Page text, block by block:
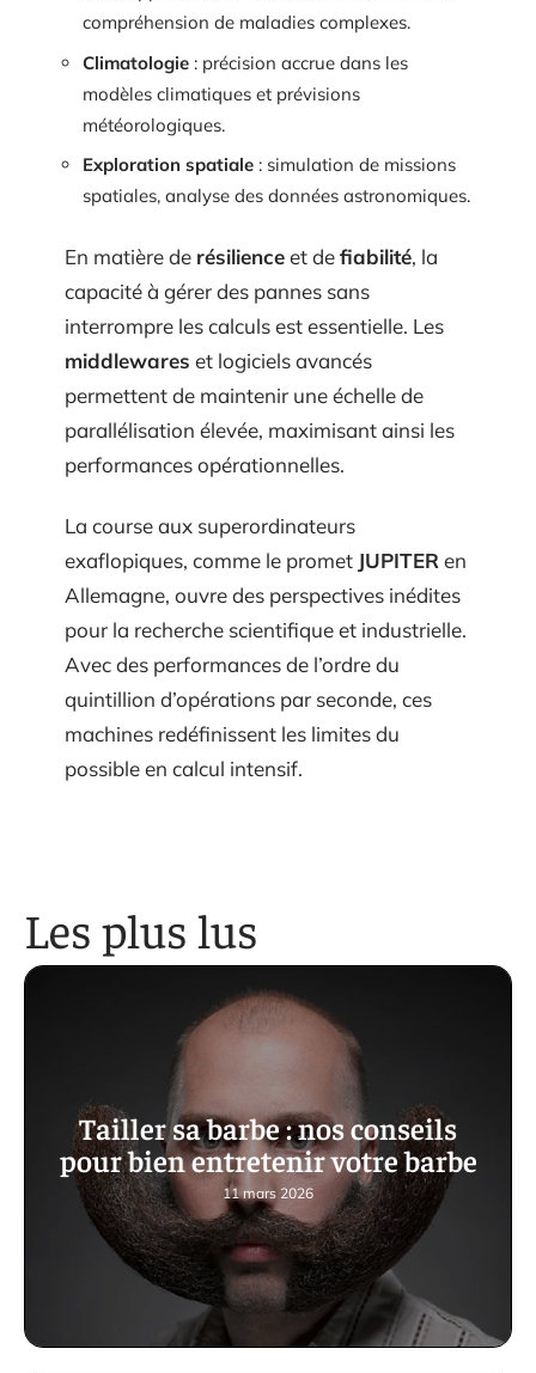
compréhension de maladies complexes.
Climatologie : précision accrue dans les
modèles climatiques et prévisions
météorologiques.
Exploration spatiale : simulation de missions
spatiales, analyse des données astronomiques.
En matière de résilienceet defiabilité, la
capacité à gérer des pannes sans
interrompre les calculs est essentielle. Les
middlewares et logiciels avancés
permettent de maintenir une échelle de
parallélisation élevée, maximisant ainsi les
performances opérationnelles.
La course aux superordinateurs
exaflopiques, comme le promet JUPITER en
Allemagne, ouvre des perspectives inédites
pour la recherche scientifique et industrielle.
Avec des performances de l’ordre du
quintillion d’opérations par seconde, ces
machines redéfinissent les limites du
possible en calcul intensif.
Les plus lus
Tailler sa barbe : nos conseils
pour bien entretenir votre barbe
11 mars 2026